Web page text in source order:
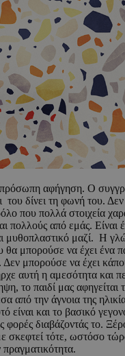
αφήγηση. Ο
δίνει τη φωνή του. Δεν
που πολλά στοιχεία
πολλούς από εμάς. Είναι
μυθοπλαστικό μαζί. Η
θα μπορούσε να έχει ένα
Δεν μπορούσε να έχει
αυτή η αμεσότητα και
το παιδί μας
από την άγνοια της
είναι και το βασικό
φορές διαβάζοντάς το.
σκεφτεί τότε, ωστόσο